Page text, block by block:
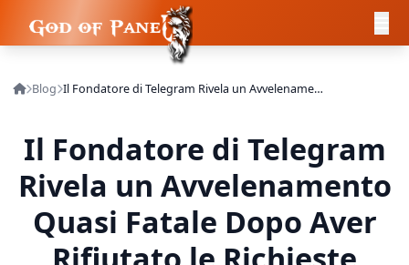
Blog Il Fondatore di Telegram Rivela un Avvelenamento Quasi Fatale Dopo Aver Rifiutato le Richieste della Russia
Il Fondatore di Telegram
Rivela un Avvelenamento
Quasi Fatale Dopo Aver